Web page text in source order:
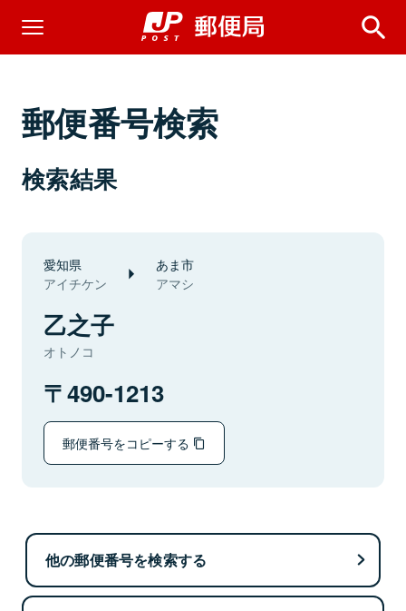
郵便番号検索
検索結果
愛知県
アイチケン
あま市
アマシ
乙之子
オトノコ
490-1213
郵便番号をコピーする
他の郵便番号を検索する